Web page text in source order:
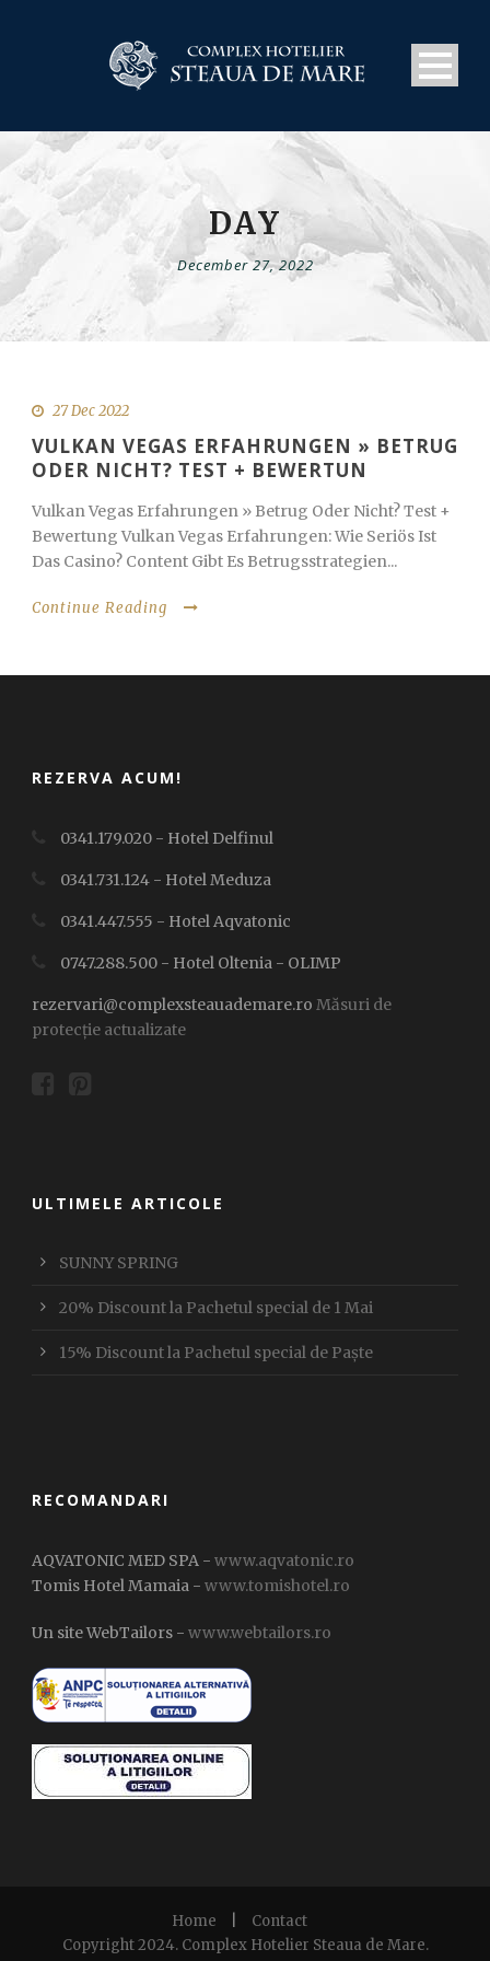
DAY
December 27, 2022
27 Dec 2022
VULKAN VEGAS ERFAHRUNGEN » BETRUG
ODER NICHT? TEST + BEWERTUN
Vulkan Vegas Erfahrungen » Betrug Oder Nicht? Test +
Bewertung Vulkan Vegas Erfahrungen: Wie Seriös Ist
Das Casino? Content Gibt Es Betrugsstrategien...
Continue Reading
REZERVA ACUM!
0341.179.020 - Hotel Delfinul
0341.731.124 - Hotel Meduza
0341.447.555 - Hotel Aqvatonic
0747.288.500 - Hotel Oltenia - OLIMP
rezervari@complexsteauademare.ro Măsuri de
protecție actualizate
ULTIMELE ARTICOLE
SUNNY SPRING
20% Discount la Pachetul special de 1 Mai
15% Discount la Pachetul special de Paște
RECOMANDARI
AQVATONIC MED SPA - www.aqvatonic.ro
Tomis Hotel Mamaia - www.tomishotel.ro
Un site WebTailors - www.webtailors.ro
Home
Contact
Copyright 2024. Complex Hotelier Steaua de Mare.